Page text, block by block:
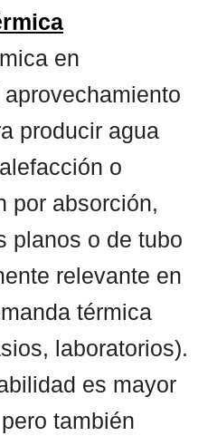
en
producir agua
o
por absorción,
planos o de tubo
relevante en
térmica
laboratorios).
es mayor
también